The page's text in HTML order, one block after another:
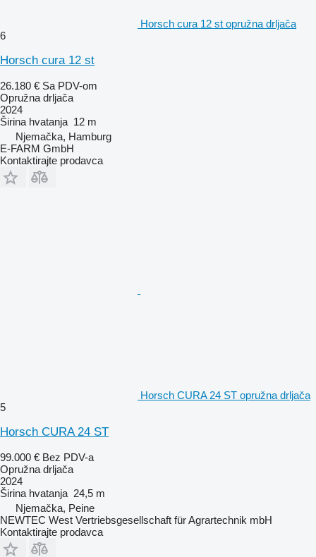
Horsch cura 12 st opružna drljača
6
Horsch cura 12 st
26.180 € Sa PDV-om
Opružna drljača
2024
Širina hvatanja 12 m
Njemačka, Hamburg
E-FARM GmbH
Kontaktirajte prodavca
Horsch CURA 24 ST opružna drljača
5
Horsch CURA 24 ST
99.000 € Bez PDV-a
Opružna drljača
2024
Širina hvatanja 24,5 m
Njemačka, Peine
NEWTEC West Vertriebsgesellschaft für Agrartechnik mbH
Kontaktirajte prodavca